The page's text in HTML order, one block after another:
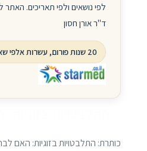
לפי נושאים ולפי תאריכים. האתר
ד"ר אורן חסון
20 שנות פורום, עשרות אלפי שאלות ותשובות
כותרת: התלבטויות בזוגיות: האם